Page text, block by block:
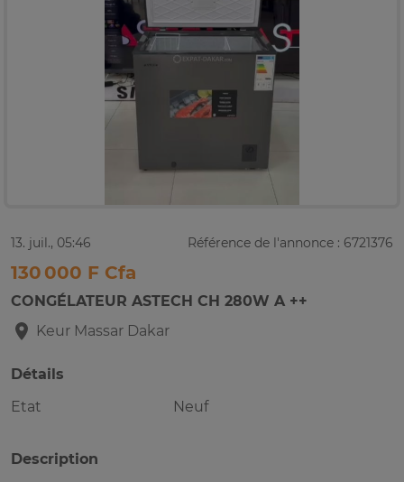
13. juil., 05:46 Référence de l'annonce : 6721376
130 000 F Cfa
CONGÉLATEUR ASTECH CH 280W A ++
Keur Massar Dakar
Détails
Etat
Neuf
Description